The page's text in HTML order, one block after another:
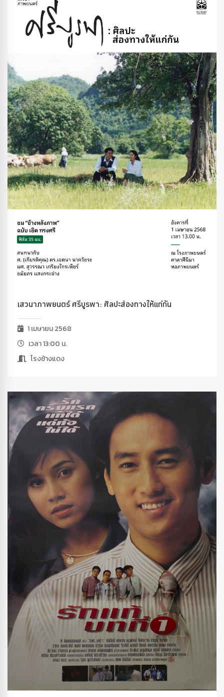
เสวนาภาพยนตร์ ศรีบูรพา: ศิลปะส่องทางให้แก่กัน
1 เมษายน 2568
เวลา 13:00 น.
โรงช้างแดง